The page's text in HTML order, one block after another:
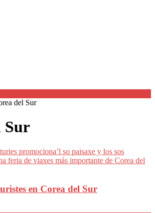
del Sur
Sur
en Corea del Sur